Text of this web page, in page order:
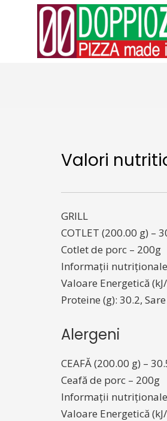
Valori
GRILL
COTLET (200.00 g) –
Cotlet de porc – 200g
Informații
Valoare Energetică
Proteine (g): 30.2,
Alergeni
CEAFĂ (200.00 g) –
Ceafă de porc – 200g
Informații
Valoare Energetică